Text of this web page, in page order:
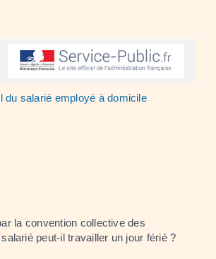
du salarié employé à domicile
la convention collective des
peut-il travailler un jour férié ?